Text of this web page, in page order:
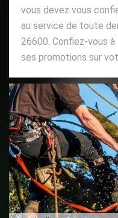
vous devez vous
au service de toute
26600. Confiez-vous
ses promotions sur